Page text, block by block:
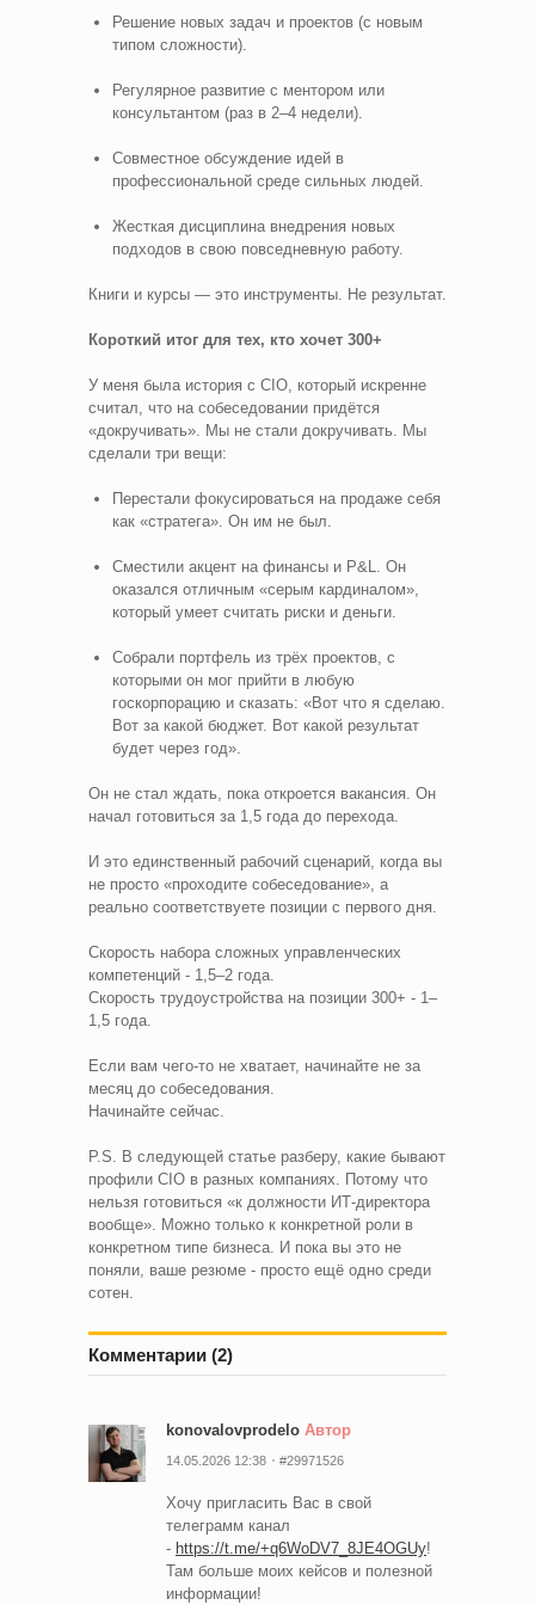
Решение новых задач и проектов (с новым
типом сложности).
Регулярное развитие с ментором или
консультантом (раз в 2–4 недели).
Совместное обсуждение идей в
профессиональной среде сильных людей.
Жесткая дисциплина внедрения новых
подходов в свою повседневную работу.
Книги и курсы — это инструменты. Не результат.
Короткий итог для тех, кто хочет 300+
У меня была история с CIO, который искренне
считал, что на собеседовании придётся
«докручивать». Мы не стали докручивать. Мы
сделали три вещи:
Перестали фокусироваться на продаже себя
как «стратега». Он им не был.
Сместили акцент на финансы и P&L. Он
оказался отличным «серым кардиналом»,
который умеет считать риски и деньги.
Собрали портфель из трёх проектов, с
которыми он мог прийти в любую
госкорпорацию и сказать: «Вот что я сделаю.
Вот за какой бюджет. Вот какой результат
будет через год».
Он не стал ждать, пока откроется вакансия. Он
начал готовиться за 1,5 года до перехода.
И это единственный рабочий сценарий, когда вы
не просто «проходите собеседование», а
реально соответствуете позиции с первого дня.
Скорость набора сложных управленческих
компетенций - 1,5–2 года.
Скорость трудоустройства на позиции 300+ - 1–
1,5 года.
Если вам чего-то не хватает, начинайте не за
месяц до собеседования.
Начинайте сейчас.
P.S. В следующей статье разберу, какие бывают
профили CIO в разных компаниях. Потому что
нельзя готовиться «к должности ИТ-директора
вообще». Можно только к конкретной роли в
конкретном типе бизнеса. И пока вы это не
поняли, ваше резюме - просто ещё одно среди
сотен.
Комментарии (2)
konovalovprodelo Автор
14.05.2026 12:38 #29971526
Хочу пригласить Вас в свой
телеграмм канал
- https://t.me/+q6WoDV7_8JE4OGUy!
Там больше моих кейсов и полезной
информации!